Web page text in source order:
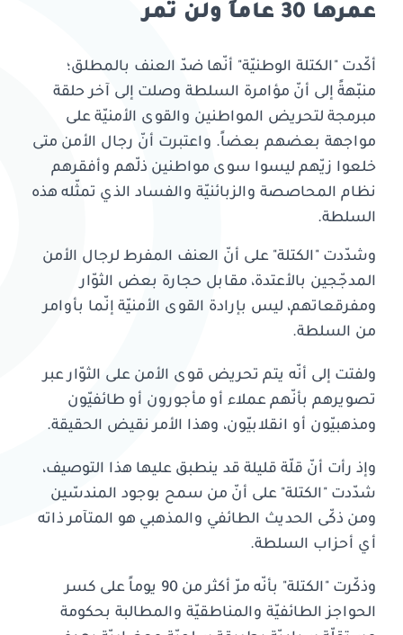
عمرها 30 عاماً ولن تمر
أكّدت "الكتلة الوطنيّة" أنّها ضدّ العنف بالمطلق؛
منبّهةً إلى أنّ مؤامرة السلطة وصلت إلى آخر حلقة
مبرمجة لتحريض المواطنين والقوى الأمنيّة على
مواجهة بعضهم بعضاً. واعتبرت أنّ رجال الأمن متى
خلعوا زيّهم ليسوا سوى مواطنين ذلّهم وأفقرهم
نظام المحاصصة والزبائنيّة والفساد الذي تمثّله هذه
السلطة.
وشدّدت "الكتلة" على أنّ العنف المفرط لرجال الأمن
المدجّجين بالأعتدة، مقابل حجارة بعض الثوّار
ومفرقعاتهم، ليس بإرادة القوى الأمنيّة إنّما بأوامر
من السلطة.
ولفتت إلى أنّه يتم تحريض قوى الأمن على الثوّار عبر
تصويرهم بأنّهم عملاء أو مأجورون أو طائفيّون
ومذهبيّون أو انقلابيّون، وهذا الأمر نقيض الحقيقة.
وإذ رأت أنّ قلّة قليلة قد ينطبق عليها هذا التوصيف،
شدّدت "الكتلة" على أنّ من سمح بوجود المندسّين
ومن ذكّى الحديث الطائفي والمذهبي هو المتآمر ذاته
أي أحزاب السلطة.
وذكّرت "الكتلة" بأنّه مرّ أكثر من 90 يوماً على كسر
الحواجز الطائفيّة والمناطقيّة والمطالبة بحكومة